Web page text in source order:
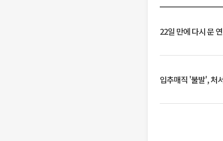
22일 만에 다시 문
입추매직 '불발', 처